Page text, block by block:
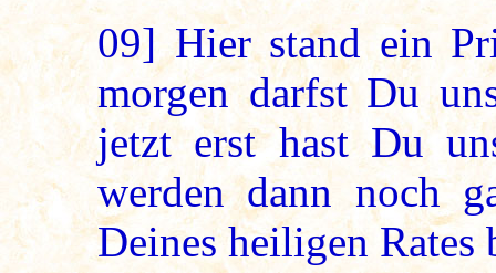
09] Hier stand ein
morgen darfst Du
jetzt erst hast Du
werden dann noch
Deines heiligen Rates